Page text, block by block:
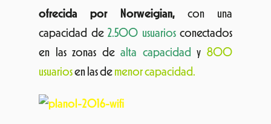
ofrecida por Norweigian,con una
capacidad de 2.500 usuariosconectados
en las zonas dealta capacidad y800
usuariosen las de menor capacidad.